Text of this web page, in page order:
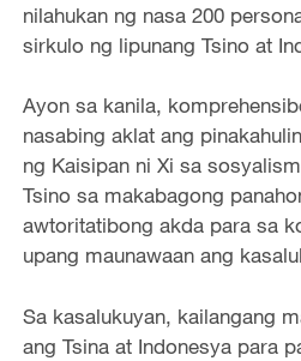
nilahukan ng nasa 200
sirkulo ng lipunang Tsino at
Ayon sa kanila,
nasabing aklat ang
ng Kaisipan ni Xi sa
Tsino sa makabagong
awtoritatibong akda para sa
upang maunawaan ang
Sa kasalukuyan, kailangang
ang Tsina at Indonesya para